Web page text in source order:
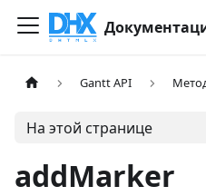
Gantt API
На этой странице
addMarker